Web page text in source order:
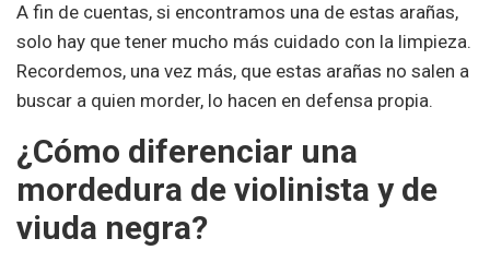
A fin de cuentas, si encontramos una de estas arañas,
solo hay que tener mucho más cuidado con la limpieza.
Recordemos, una vez más, que estas arañas no salen a
buscar a quien morder, lo hacen en defensa propia.
¿Cómo diferenciar una
mordedura de violinista y de
viuda negra?